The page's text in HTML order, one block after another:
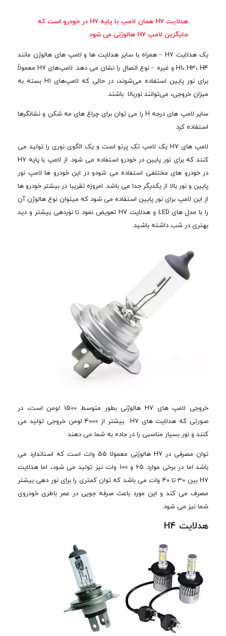
هدلایت H7 همان لامپ با پایه H7 در خودرو است که
جایگزین لامپ H7 هالوژنی می شود.
یک هدلایت H7 – همراه با سایر هدلایت ها و لامپ های هالوژن مانند
H1، H3، H4 و غیره – نوع اتصال را نشان می دهد. لامپ‌های H7 معمولاً
برای نور پایین استفاده می‌شوند، در حالی که لامپ‌های H1 بسته به
میزان خروجی، می‌توانند نوربالا باشند.
سایر لامپ های درجه H را می توان برای چراغ های مه شکن و نشانگرها
استفاده کرد
لامپ های H7 یک لامپ تک پرتو است و یک الگوی نوری را تولید می
کنند که برای نور پایین در خودرو استفاده می شود. از لامپ با پایه H7
در خودرو های مختلفی استفاده می شودو در این خودرو ها لامپ نور
پایین و نور بالا از یکدیگر جدا می باشد. امروزه تقریبا در بیشتر خودرو ها
از این لامپ برای نور پایین استفاده می شود که میتوان نوع هالوژن آن
را با مدل های LED و هدلایت H7 تعویض نمود تا نوردهی بیشتر و دید
بهتری در شب داشته باشید.
خروجی لامپ های H7 هالوژنی بطور متوسط 1500 لومن است، در
صورتی که هدلایت های H7 بیشتر از 4000 لومن خروجی تولید می
کنند و نور بسیار مناسبی را در جاده به شما می دهند
توان مصرفی در H7 هالوژنی معمولا 55 وات است که استاندارد می
باشد اما در برخی موارد 65 و 100 وات نیز تولید می شود، اما هدلایت
H7 بین 30 تا 40 وات می باشد که توان کمتری را برای نور دهی بیشتر
مصرف می کند و این مورد باعث صرفه جویی در عمر باطری خودروی
شما نیز می شود.
هدلایت H4